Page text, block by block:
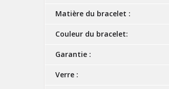
Matière du bracelet :
Couleur du bracelet:
Garantie :
Verre :